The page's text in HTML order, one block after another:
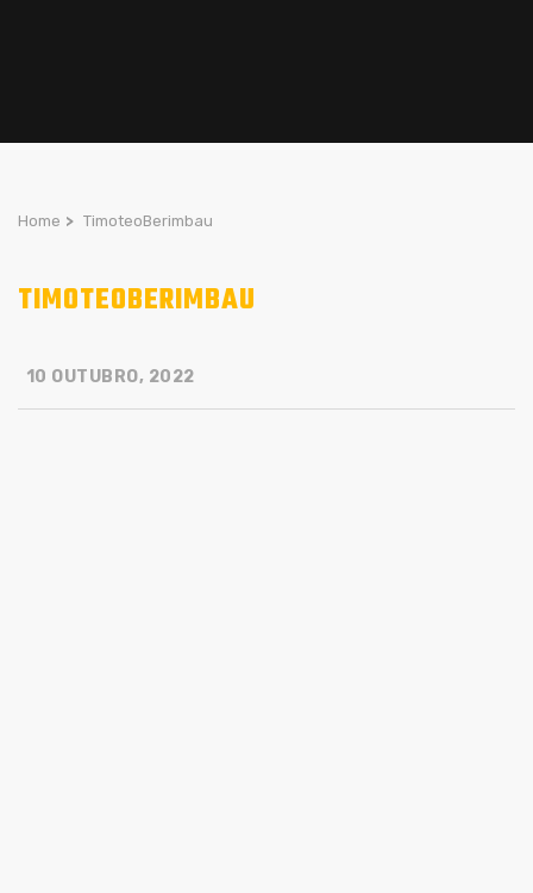
Home > TimoteoBerimbau
TIMOTEOBERIMBAU
10 OUTUBRO, 2022